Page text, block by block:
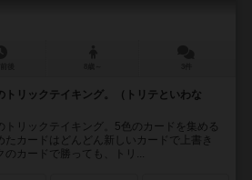
トリックテイキング。（トリテといわな
トリックテイキング。5色のカードを集める
たカードはどんどん新しいカードで上書き
のカードで勝っても、トリ...